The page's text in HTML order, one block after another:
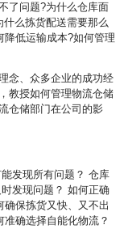
了问题?为什么仓库面
么拣货配送需要那么
降低运输成本?如何管理
念、众多企业的成功经
教授如何管理物流仓储
仓储部门在公司的影
发现所有问题？ 仓库
发现问题？ 如何正确
保拣货又快、又不出
确选择自能化物流？